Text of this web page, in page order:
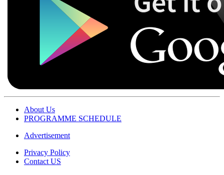
About Us
PROGRAMME SCHEDULE
Advertisement
Privacy Policy
Contact US